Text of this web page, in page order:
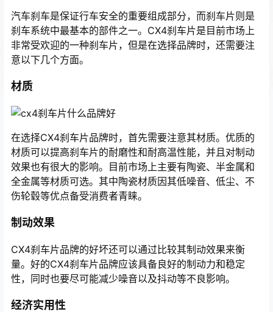
汽车刹车是保证行车安全的重要组成部分，而刹车片则是
刹车系统中最基本的部件之一。CX4刹车片是目前市场上
非常受欢迎的一种刹车片，但是在选择品牌时，还需要注
意以下几个方面。
材质
在选择CX4刹车片品牌时，首先需要注意其材质。优质的
材质可以提高刹车片的耐磨性和耐高温性能，并且对制动
效果也有很大的影响。目前市场上主要有陶瓷、半金属和
全金属等材质可选。其中陶瓷材质因其低噪音、低尘、不
伤轮毂等优点备受消费者青睐。
制动效果
CX4刹车片品牌的好坏还可以通过比较其制动效果来衡
量。好的CX4刹车片品牌应该具备良好的制动力和稳定
性，同时也要尽可能减少噪音以及抖动等不良影响。
经济实用性